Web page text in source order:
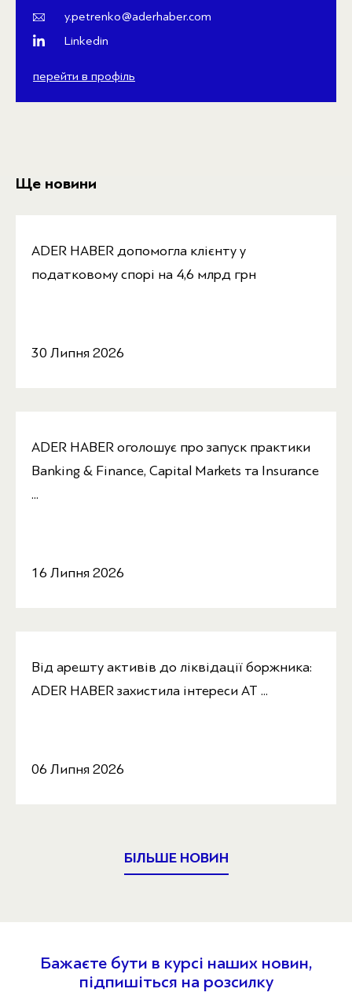
y.petrenko@aderhaber.com
Linkedin
перейти в профіль
Ще новини
ADER HABER допомогла клієнту у
податковому спорі на 4,6 млрд грн
30 Липня 2026
ADER HABER оголошує про запуск практики
Banking & Finance, Capital Markets та Insurance
...
16 Липня 2026
Від арешту активів до ліквідації боржника:
ADER HABER захистила інтереси АТ ...
06 Липня 2026
БІЛЬШЕ НОВИН
Бажаєте бути в курсі наших новин,
підпишіться на розсилку